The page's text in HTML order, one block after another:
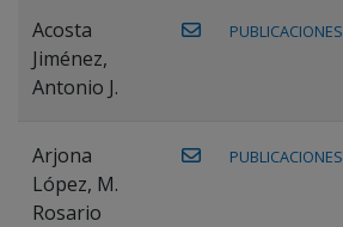
Acosta
Jiménez,
Antonio J.
PUBLICACIONES
Arjona
López, M.
Rosario
PUBLICACIONES